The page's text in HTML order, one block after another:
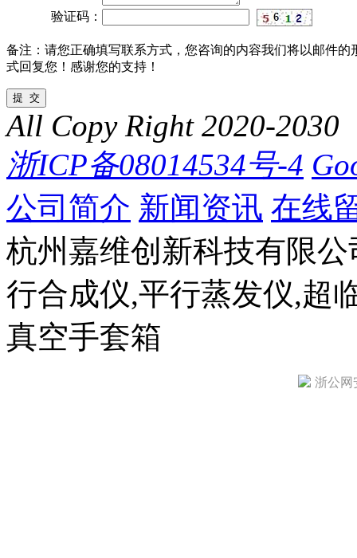
验证码：
备注：请您正确填写联系方式，您咨询的内容我们将以邮件的
式回复您！感谢您的支持！
All Copy Right 2020-2030
浙ICP备08014534号-4
公司简介 新闻资讯 在线
杭州嘉维创新科技有限公
行合成仪,平行蒸发仪,超
真空手套箱
浙公网